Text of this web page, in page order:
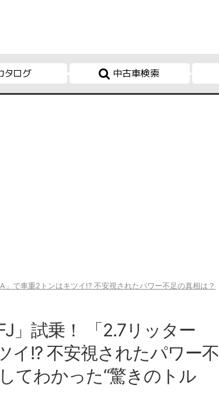
タログ 中古車検索
」で車重2トンはキツイ!? 不安視されたパワー不足の真相は？
」試乗！ 「2.7リッター
イ!? 不安視されたパワー不
てわかった“驚きのトル